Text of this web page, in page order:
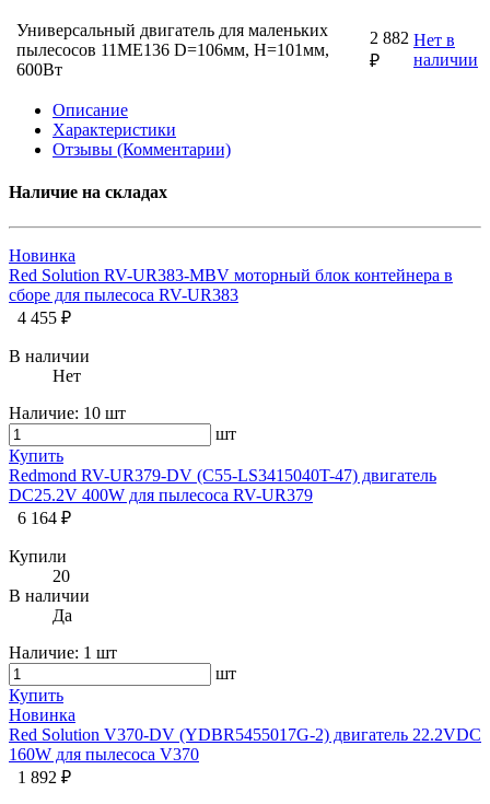
Универсальный двигатель для маленьких
пылесосов 11ME136 D=106мм, H=101мм,
600Вт
2 882
₽
Нет в
наличии
Описание
Характеристики
Отзывы (Комментарии)
Наличие на складах
Новинка
Red Solution RV-UR383-MBV моторный блок контейнера в
сборе для пылесоса RV-UR383
4 455 ₽
В наличии
Нет
Наличие: 10 шт
шт
Купить
Redmond RV-UR379-DV (C55-LS3415040T-47) двигатель
DC25.2V 400W для пылесоса RV-UR379
6 164 ₽
Купили
20
В наличии
Да
Наличие: 1 шт
шт
Купить
Новинка
Red Solution V370-DV (YDBR5455017G-2) двигатель 22.2VDC
160W для пылесоса V370
1 892 ₽